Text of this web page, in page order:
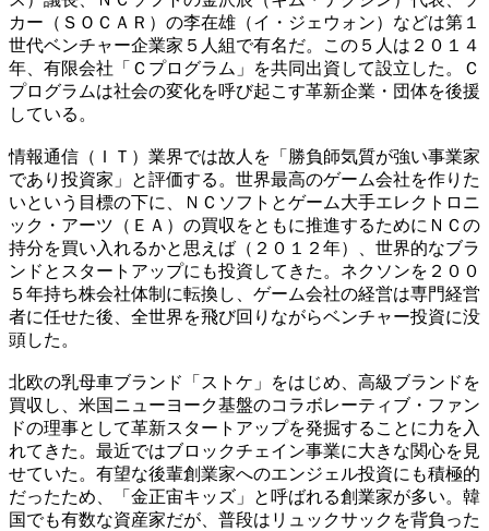
カー（ＳＯＣＡＲ）の李在雄（イ・ジェウォン）などは第１
世代ベンチャー企業家５人組で有名だ。この５人は２０１４
年、有限会社「Ｃプログラム」を共同出資して設立した。Ｃ
プログラムは社会の変化を呼び起こす革新企業・団体を後援
している。
情報通信（ＩＴ）業界では故人を「勝負師気質が強い事業家
であり投資家」と評価する。世界最高のゲーム会社を作りた
いという目標の下に、ＮＣソフトとゲーム大手エレクトロニ
ック・アーツ（ＥＡ）の買収をともに推進するためにＮＣの
持分を買い入れるかと思えば（２０１２年）、世界的なブラ
ンドとスタートアップにも投資してきた。ネクソンを２００
５年持ち株会社体制に転換し、ゲーム会社の経営は専門経営
者に任せた後、全世界を飛び回りながらベンチャー投資に没
頭した。
北欧の乳母車ブランド「ストケ」をはじめ、高級ブランドを
買収し、米国ニューヨーク基盤のコラボレーティブ・ファン
ドの理事として革新スタートアップを発掘することに力を入
れてきた。最近ではブロックチェイン事業に大きな関心を見
せていた。有望な後輩創業家へのエンジェル投資にも積極的
だったため、「金正宙キッズ」と呼ばれる創業家が多い。韓
国でも有数な資産家だが、普段はリュックサックを背負った